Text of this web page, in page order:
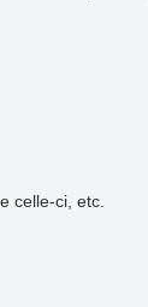
celle-ci, etc.